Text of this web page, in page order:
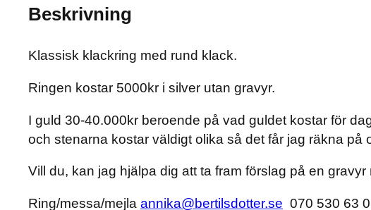
Beskrivning
Klassisk klackring med rund klack.
Ringen kostar 5000kr i silver utan gravyr.
I guld 30-40.000kr beroende på vad guldet kostar för
och stenarna kostar väldigt olika så det får jag räkna på
Vill du, kan jag hjälpa dig att ta fram förslag på en gravyr
Ring/messa/mejla annika@bertilsdotter.se 070 530 63